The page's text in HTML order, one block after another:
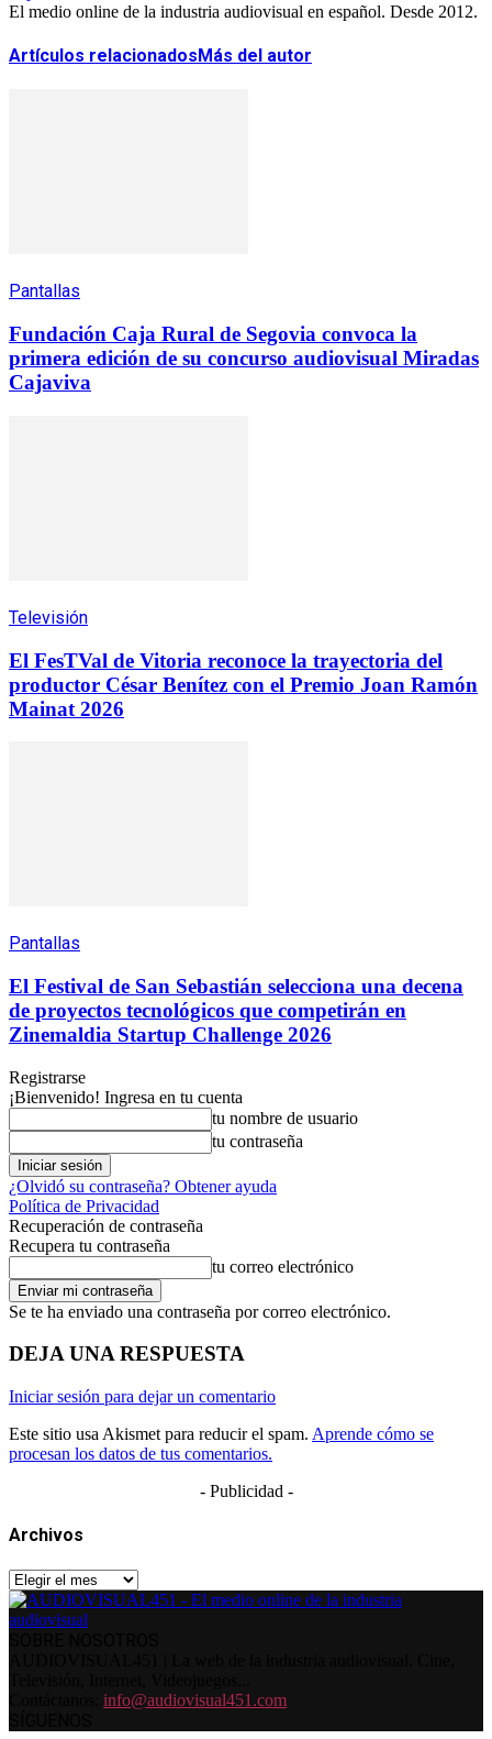
El medio online de la industria audiovisual en español. Desde 2012.
Artículos relacionadosMás del autor
Pantallas
Fundación Caja Rural de Segovia convoca la
primera edición de su concurso audiovisual Miradas
Cajaviva
Televisión
El FesTVal de Vitoria reconoce la trayectoria del
productor César Benítez con el Premio Joan Ramón
Mainat 2026
Pantallas
El Festival de San Sebastián selecciona una decena
de proyectos tecnológicos que competirán en
Zinemaldia Startup Challenge 2026
Registrarse
¡Bienvenido! Ingresa en tu cuenta
tu nombre de usuario
tu contraseña
¿Olvidó su contraseña? Obtener ayuda
Política de Privacidad
Recuperación de contraseña
Recupera tu contraseña
tu correo electrónico
Se te ha enviado una contraseña por correo electrónico.
DEJA UNA RESPUESTA
Iniciar sesión para dejar un comentario
Este sitio usa Akismet para reducir el spam. Aprende cómo se
procesan los datos de tus comentarios.
- Publicidad -
Archivos
Archivos
info@audiovisual451.com